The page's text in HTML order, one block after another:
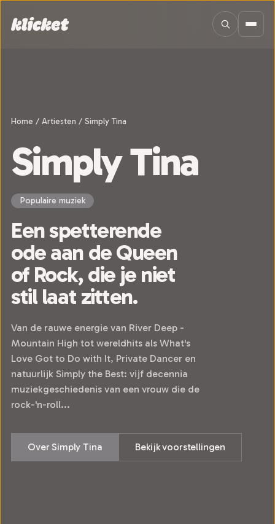
Home / Artiesten / Simply Tina
Simply Tina
Populaire muziek
Een spetterende
ode aan de Queen
of Rock, die je niet
stil laat zitten.
Van de rauwe energie van River Deep -
Mountain High tot wereldhits als What's
Love Got to Do with It, Private Dancer en
natuurlijk Simply the Best: vijf decennia
muziekgeschiedenis van een vrouw die de
rock-'n-roll...
Over Simply Tina Bekijk voorstellingen